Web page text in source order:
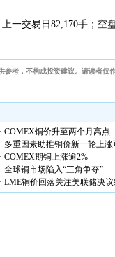
一交易日82,170手；空
考，不构成投资建议。请读者仅
· COMEX铜价升至两个月高点
· 多重因素助推铜价新一轮上涨
· COMEX期铜上涨逾2%
· 全球铜市场陷入“三角争夺”
· LME铜价回落关注美联储决